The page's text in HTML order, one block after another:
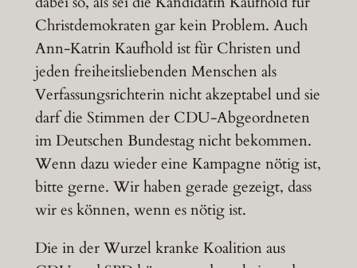
Christdemokraten gar kein Problem. Auch
Ann-Katrin Kaufhold ist für Christen und
jeden freiheitsliebenden Menschen als
Verfassungsrichterin nicht akzeptabel und sie
darf die Stimmen der CDU-Abgeordneten
im Deutschen Bundestag nicht bekommen.
Wenn dazu wieder eine Kampagne nötig ist,
bitte gerne. Wir haben gerade gezeigt, dass
wir es können, wenn es nötig ist.
Die in der Wurzel kranke Koalition aus